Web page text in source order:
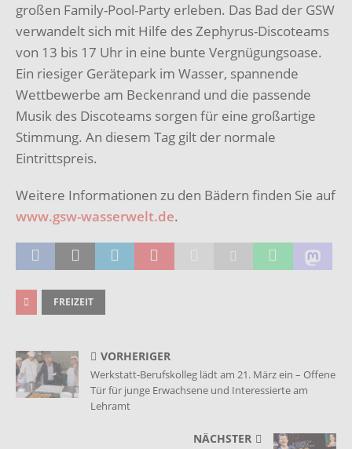
großen Family-Pool-Party erleben. Das Bad der GSW
verwandelt sich mit Hilfe des Zephyrus-Discoteams
von 13 bis 17 Uhr in eine bunte Vergnügungsoase.
Ein riesiger Gerätepark im Wasser, spannende
Wettbewerbe am Beckenrand und die passende
Musik des Discoteams sorgen für eine großartige
Stimmung. An diesem Tag gilt der normale
Eintrittspreis.
Weitere Informationen zu den Bädern finden Sie auf
www.gsw-wasserwelt.de.
FREIZEIT
VORHERIGER
Werkstatt-Berufskolleg lädt am 21. März ein – Offene
Tür für junge Erwachsene und Interessierte am
Lehramt
NÄCHSTER